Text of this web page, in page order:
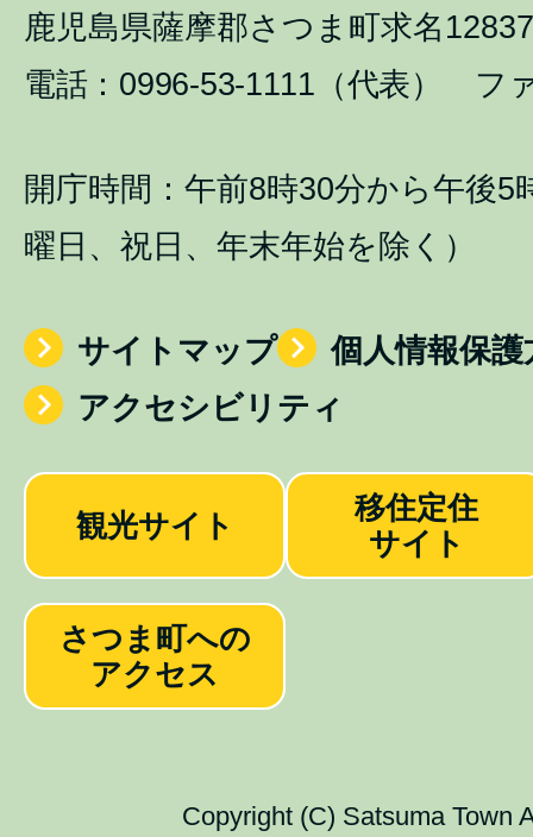
鹿児島県薩摩郡さつま町求名
電話：0996-53-1111（代表） フ
開庁時間：午前8時30分から午後5
曜日、祝日、年末年始を除く）
サイトマップ
個人情報保護
アクセシビリティ
観光サイト
移住定住
サイト
さつま町への
アクセス
Copyright (C) Satsuma Town